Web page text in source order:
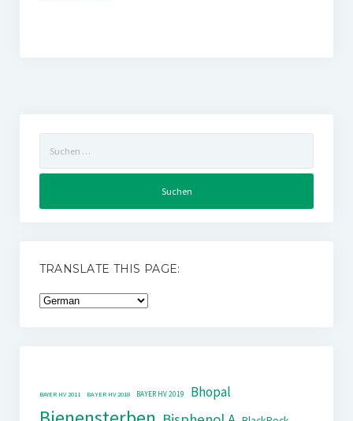
nach:
TRANSLATE THIS PAGE:
BAYER HV 2011 BAYER HV 2018 BAYER HV 2019 Bhopal